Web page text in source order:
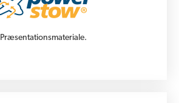
Præsentationsmateriale.